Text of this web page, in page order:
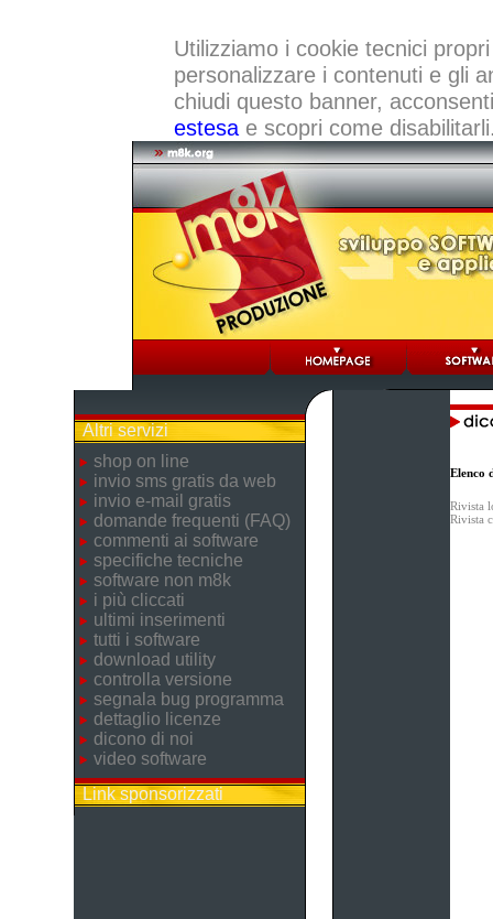
Utilizziamo i cookie tecnici
personalizzare i contenuti e gli
chiudi questo banner,
estesae scopri come
Altri servizi
shop on line
invio sms gratis da web
invio e-mail gratis
domande frequenti (FAQ)
commenti ai software
specifiche tecniche
software non m8k
i più cliccati
ultimi inserimenti
tutti i software
download utility
controlla versione
segnala bug programma
dettaglio licenze
dicono di noi
video software
Link sponsorizzati
Elenco
Rivista
Rivista